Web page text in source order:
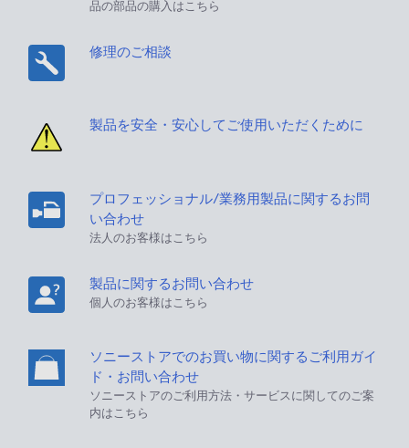
品の部品の購入はこちら
修理のご相談
製品を安全・安心してご使用いただくために
プロフェッショナル/業務用製品に関するお問
い合わせ
法人のお客様はこちら
製品に関するお問い合わせ
個人のお客様はこちら
ソニーストアでのお買い物に関するご利用ガイ
ド・お問い合わせ
ソニーストアのご利用方法・サービスに関してのご案
内はこちら